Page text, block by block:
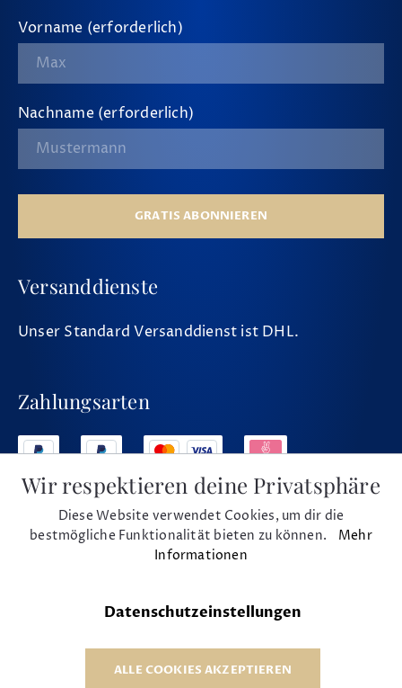
Vorname (erforderlich)
Nachname (erforderlich)
GRATIS ABONNIEREN
Versanddienste
Unser Standard Versanddienst ist DHL.
Zahlungsarten
Social Media
© 1975 - 2026 Musikhaus Beck e.K.
Wir respektieren deine Privatsphäre
Diese Website verwendet Cookies, um dir die
bestmögliche Funktionalität bieten zu können. Mehr
Informationen
Datenschutzeinstellungen
ALLE COOKIES AKZEPTIEREN